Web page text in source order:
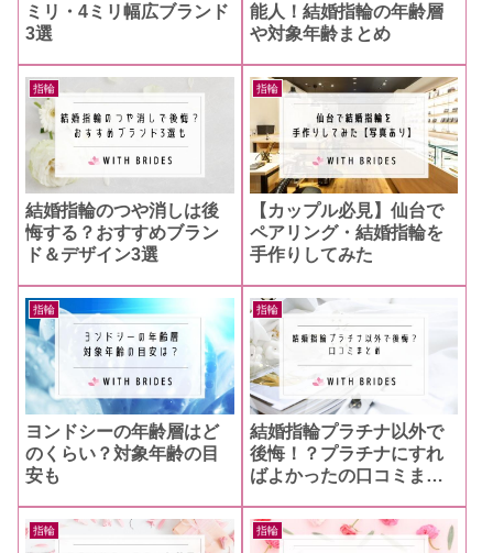
ミリ・4ミリ幅広ブランド
3選
能人！結婚指輪の年齢層
や対象年齢まとめ
指輪
結婚指輪のつや消しは後
悔する？おすすめブラン
ド＆デザイン3選
指輪
【カップル必見】仙台で
ペアリング・結婚指輪を
手作りしてみた
指輪
ヨンドシーの年齢層はど
のくらい？対象年齢の目
安も
指輪
結婚指輪プラチナ以外で
後悔！？プラチナにすれ
ばよかったの口コミまと
指輪 指輪